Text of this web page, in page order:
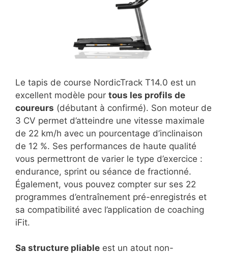
Le tapis de course NordicTrack T14.0 est un
excellent modèle pour tous les profils de
coureurs (débutant à confirmé). Son moteur de
3 CV permet d’atteindre une vitesse maximale
de 22 km/h avec un pourcentage d’inclinaison
de 12 %. Ses performances de haute qualité
vous permettront de varier le type d’exercice :
endurance, sprint ou séance de fractionné.
Également, vous pouvez compter sur ses 22
programmes d’entraînement pré-enregistrés et
sa compatibilité avec l’application de coaching
iFit.
Sa structure pliable est un atout non-